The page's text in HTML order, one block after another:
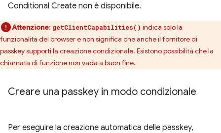
Conditional Create non è disponibile.
Attenzione: getClientCapabilities() indica solo la
funzionalità del browser e non significa che anche il fornitore di
passkey supporti la creazione condizionale. Esistono possibilità che la
chiamata di funzione non vada a buon fine.
Creare una passkey in modo condizionale
Per eseguire la creazione automatica delle passkey,